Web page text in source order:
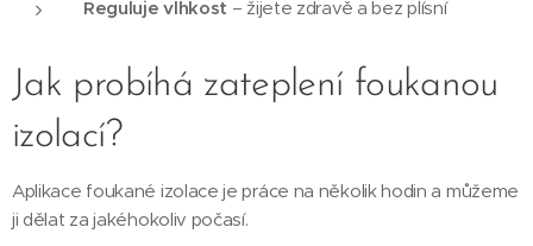
Reguluje vlhkost – žijete zdravě a bez plísní
Jak probíhá zateplení foukanou
izolací?
Aplikace foukané izolace je práce na několik hodin a můžeme
ji dělat za jakéhokoliv počasí.